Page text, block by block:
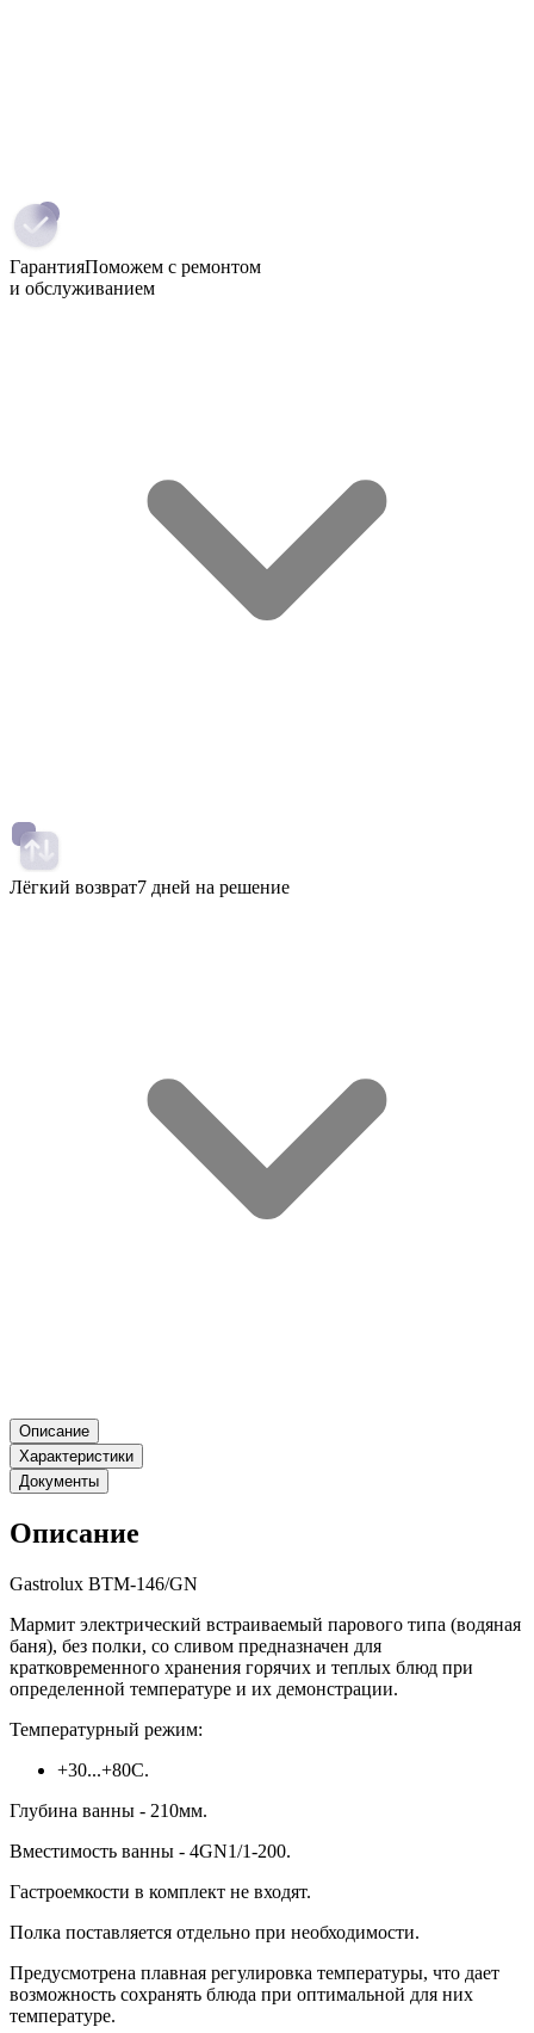
ГарантияПоможем с ремонтом
и обслуживанием
Лёгкий возврат7 дней на решение
Описание
Характеристики
Документы
Описание
Gastrolux ВТМ-146/GN
Мармит электрический встраиваемый парового типа (водяная
баня), без полки, со сливом предназначен для
кратковременного хранения горячих и теплых блюд при
определенной температуре и их демонстрации.
Температурный режим:
+30...+80С.
Глубина ванны - 210мм.
Вместимость ванны - 4GN1/1-200.
Гастроемкости в комплект не входят.
Полка поставляется отдельно при необходимости.
Предусмотрена плавная регулировка температуры, что дает
возможность сохранять блюда при оптимальной для них
температуре.